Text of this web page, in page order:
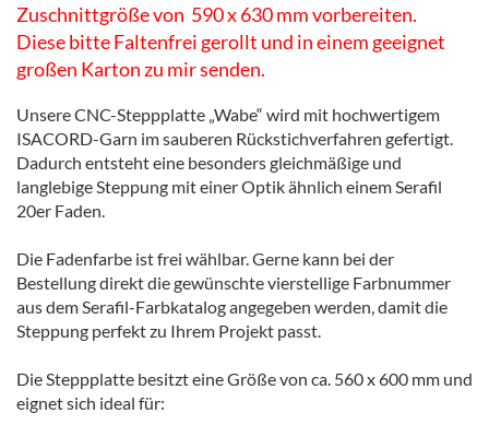
Zuschnittgröße von 590 x 630 mm vorbereiten.
Diese bitte Faltenfrei gerollt und in einem geeignet
großen Karton zu mir senden.
Unsere CNC-Steppplatte „Wabe“ wird mit hochwertigem
ISACORD-Garn im sauberen Rückstichverfahren gefertigt.
Dadurch entsteht eine besonders gleichmäßige und
langlebige Steppung mit einer Optik ähnlich einem Serafil
20er Faden.
Die Fadenfarbe ist frei wählbar. Gerne kann bei der
Bestellung direkt die gewünschte vierstellige Farbnummer
aus dem Serafil-Farbkatalog angegeben werden, damit die
Steppung perfekt zu Ihrem Projekt passt.
Die Steppplatte besitzt eine Größe von ca. 560 x 600 mm und
eignet sich ideal für: